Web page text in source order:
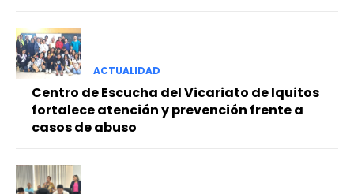
ACTUALIDAD
Centro de Escucha del Vicariato de Iquitos
fortalece atención y prevención frente a
casos de abuso